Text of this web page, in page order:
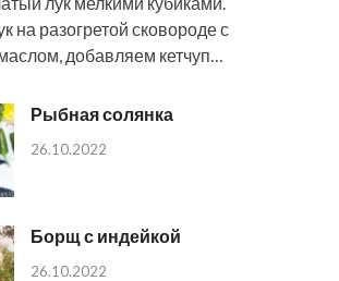
на разогретой сковороде с
добавляем кетчуп…
Рыбная солянка
26.10.2022
Борщ с индейкой
26.10.2022